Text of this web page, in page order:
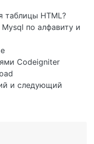
таблицы HTML?
по алфавиту и
Codeigniter
и следующий